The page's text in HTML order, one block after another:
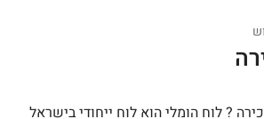
? לוח הומלי הוא לוח ייחודי בישראל